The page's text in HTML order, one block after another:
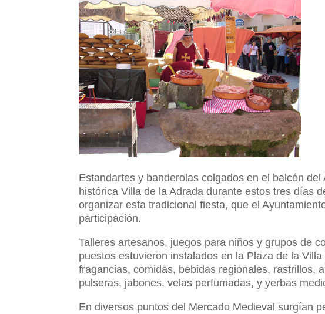
Estandartes y banderolas colgados en el balcón
histórica Villa de la Adrada durante estos tres días
organizar esta tradicional fiesta, que el
participación.
Talleres artesanos, juegos para niños y grupos de
puestos estuvieron instalados en la Plaza de la
fragancias, comidas, bebidas regionales, rastrillos,
pulseras, jabones, velas perfumadas, y yerbas
En diversos puntos del Mercado Medieval surgían